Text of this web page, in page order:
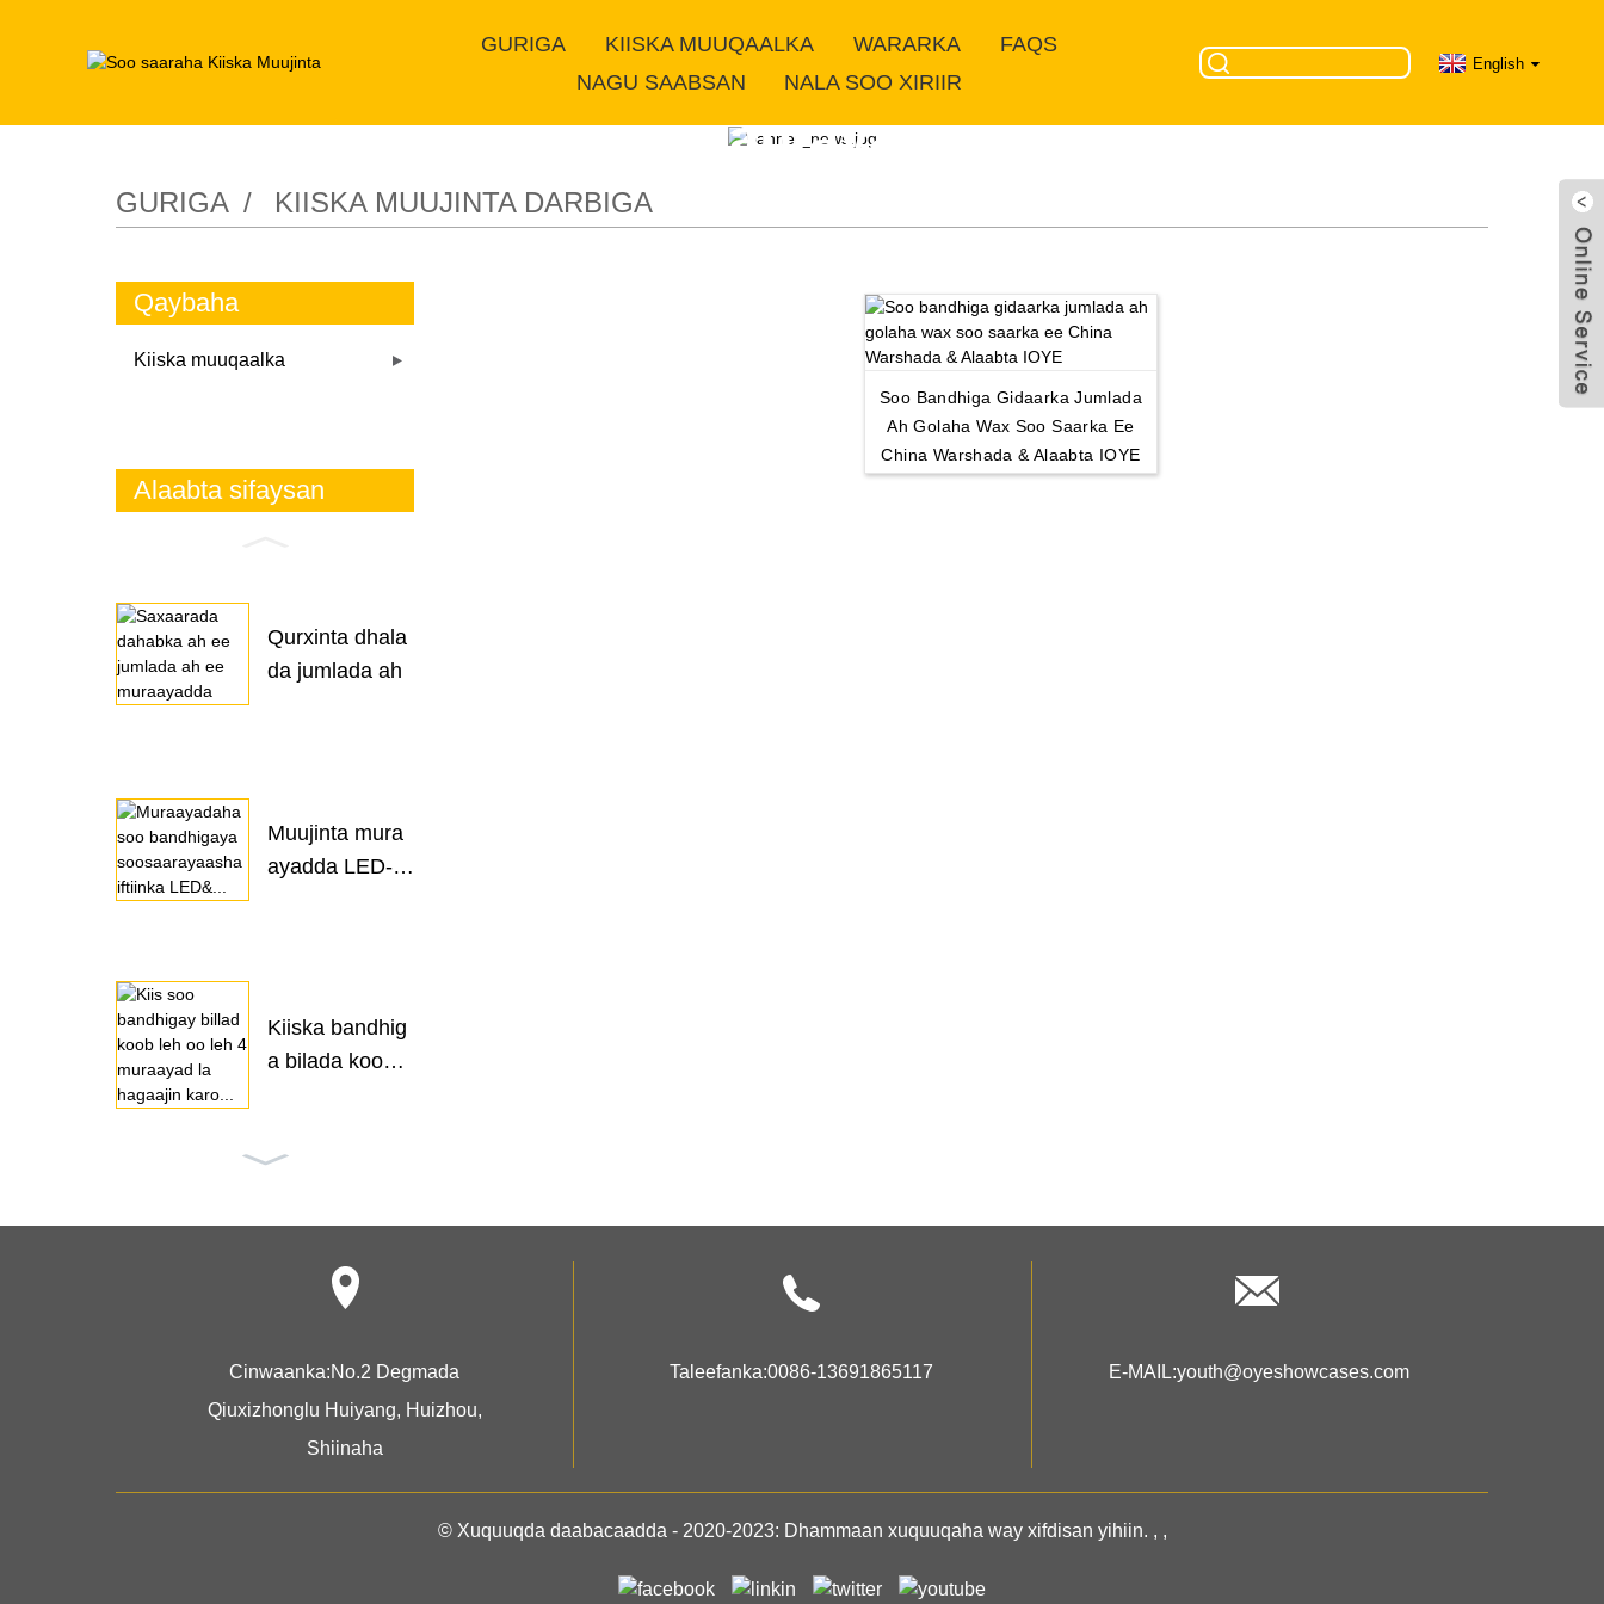
GURIGA KIISKA MUUQAALKA WARARKA
FAQS
NAGU SAABSAN
NALA SOO XIRIIR
English
Alaabtayada
GURIGA KIISKA MUUJINTA DARBIGA
Qaybaha
Kiiska muuqaalka
Alaabta sifaysan
Qurxinta dhala
da jumlada ah
Muujinta mura
ayadda LED-k
Kiiska bandhig
a bilada kooba
Bandhiga alaa
Bandhiga tafaa
riiqda jumlada
Soo Bandhiga Gidaarka Jumlada
Ah Golaha Wax Soo Saarka Ee
China Warshada & Alaabta IOYE
Cinwaanka:No.2 Degmada
Qiuxizhonglu Huiyang, Huizhou,
Shiinaha
Taleefanka:0086-13691865117 E-MAIL:youth@oyeshowcases.com
© Xuquuqda daabacaadda - 2020-2023: Dhammaan xuquuqaha way xifdisan yihiin. , ,